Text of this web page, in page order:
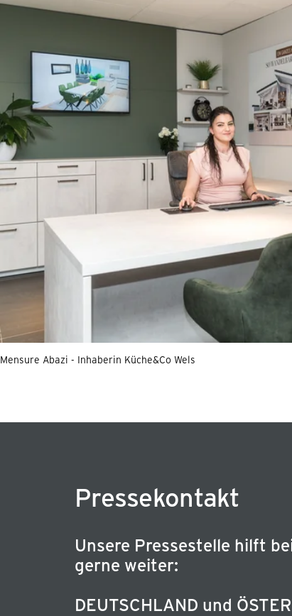
Mensure Abazi - Inhaberin Küche&Co Wels
Pressekontakt
Unsere Pressestelle hilft
gerne weiter:
DEUTSCHLAND und